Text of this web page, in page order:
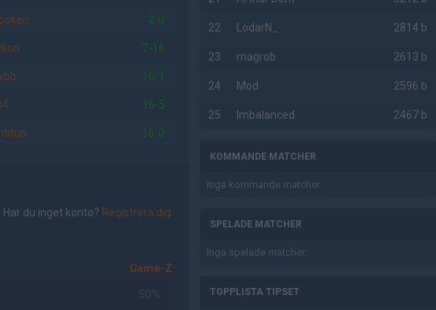
2-0
7-16
16-1
16-5
16-0
du inget konto? Registrera dig
Game-Z
50%
22 LodarN_ 2814 b
23 magrob 2613 b
24 Mod 2596 b
25 Imbalanced 2467 b
KOMMANDE MATCHER
Inga kommande matcher.
SPELADE MATCHER
Inga spelade matcher.
TOPPLISTA TIPSET